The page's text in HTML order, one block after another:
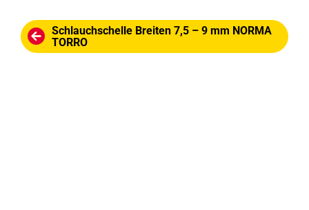
Schlauchschelle Breiten 7,5 – 9 mm NORMA
TORRO